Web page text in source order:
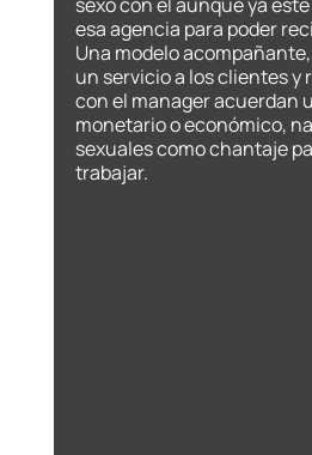
esa agencia para poder
Una modelo
un servicio a los clientes y
con el manager acuerdan
monetario o económico,
sexuales como chantaje
trabajar.